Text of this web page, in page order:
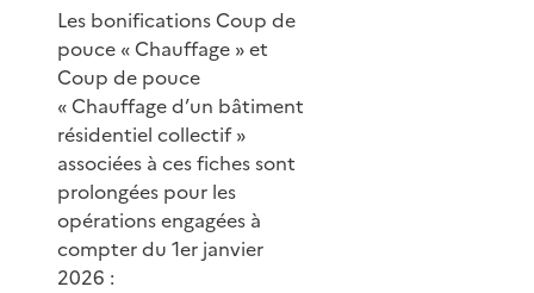
Les bonifications Coup de
pouce « Chauffage » et
Coup de pouce
« Chauffage d’un bâtiment
résidentiel collectif »
associées à ces fiches sont
prolongées pour les
opérations engagées à
compter du 1er janvier
2026 :